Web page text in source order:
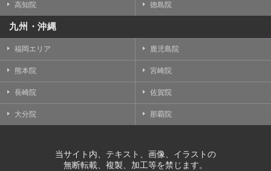
高知院 徳島院
九州・沖縄
福岡エリア 鹿児島院
熊本院 宮崎院
長崎院 佐賀院
大分院 那覇院
当サイト内、テキスト、画像、イラストの
無断転載、複製、加工等を禁じます。